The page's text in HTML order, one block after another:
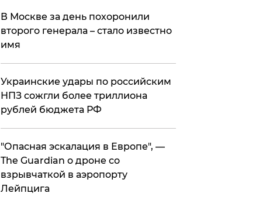
В Москве за день похоронили
второго генерала – стало известно
имя
Украинские удары по российским
НПЗ сожгли более триллиона
рублей бюджета РФ
"Опасная эскалация в Европе", —
The Guardian о дроне со
взрывчаткой в аэропорту
Лейпцига